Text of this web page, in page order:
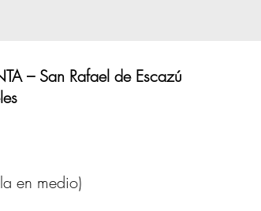
– San Rafael de Escazú
en medio)